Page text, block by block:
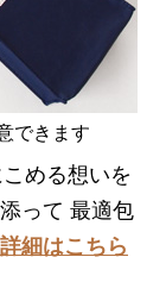
できます
める想いを
って 最適包
細はこちら